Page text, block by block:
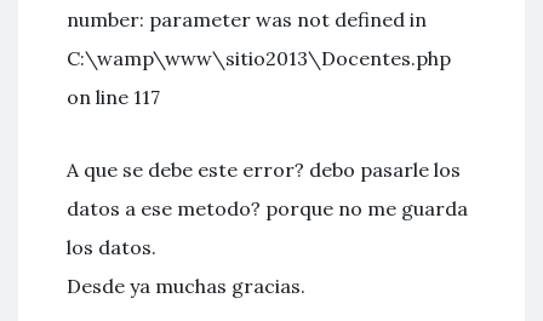
number: parameter was not defined in
C:\wamp\www\sitio2013\Docentes.php
on line 117
A que se debe este error? debo pasarle los
datos a ese metodo? porque no me guarda
los datos.
Desde ya muchas gracias.